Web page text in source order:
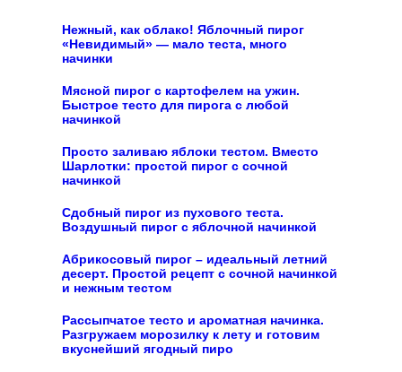
Нежный, как облако! Яблочный пирог
«Невидимый» — мало теста, много
начинки
Мясной пирог с картофелем на ужин.
Быстрое тесто для пирога с любой
начинкой
Просто заливаю яблоки тестом. Вместо
Шарлотки: простой пирог с сочной
начинкой
Сдобный пирог из пухового теста.
Воздушный пирог с яблочной начинкой
Абрикосовый пирог – идеальный летний
десерт. Простой рецепт с сочной начинкой
и нежным тестом
Рассыпчатое тесто и ароматная начинка.
Разгружаем морозилку к лету и готовим
вкуснейший ягодный пиро